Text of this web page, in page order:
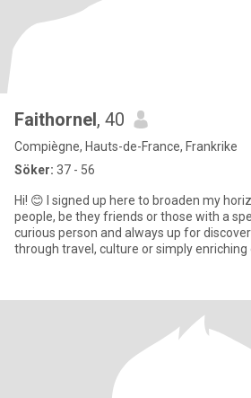
Faithornel, 40
Compiègne, Hauts-de-France, Frankrike
Söker: 37 - 56
Hi! 😊 I signed up here to broaden my
people, be they friends or those with a
curious person and always up for
through travel, culture or simply enriching